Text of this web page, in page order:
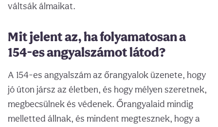
váltsák álmaikat.
Mit jelent az, ha folyamatosan a
154-es angyalszámot látod?
A 154-es angyalszám az őrangyalok üzenete, hogy
jó úton jársz az életben, és hogy mélyen szeretnek,
megbecsülnek és védenek. Őrangyalaid mindig
melletted állnak, és mindent megtesznek, hogy a